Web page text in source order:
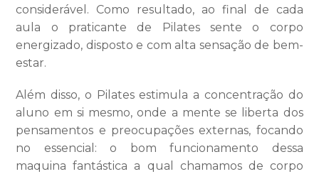
considerável. Como resultado, ao final de cada
aula o praticante de Pilates sente o corpo
energizado, disposto e com alta sensação de bem-
estar.
Além disso, o Pilates estimula a concentração do
aluno em si mesmo, onde a mente se liberta dos
pensamentos e preocupações externas, focando
no essencial: o bom funcionamento dessa
maquina fantástica a qual chamamos de corpo